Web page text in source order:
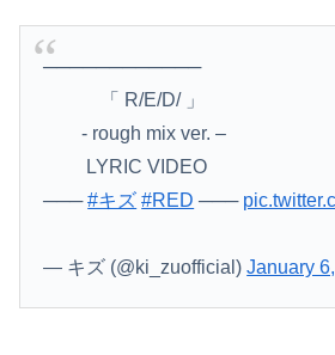
────────────
「 R/E/D/ 」
- rough mix ver. –
LYRIC VIDEO
───#キズ #RED ───
— キズ (@ki_zuofficial)January